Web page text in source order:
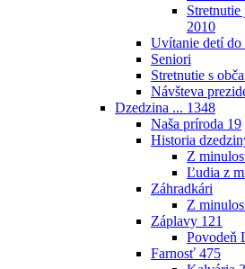
2010
Uvítanie detí do
Seniori
Stretnutie s
Návšteva
Dzedzina ... 1348
Naša príroda 19
Historia
Z
Ľudia z
Záhradkári
Z
Záplavy 121
Povodeň
Farnosť 475